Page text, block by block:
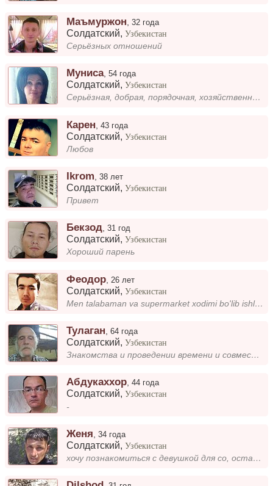
Маъмуржон ,32 года
Солдатский,Узбекистан
Серьёзных отношений
Муниса,54 года
Солдатский,Узбекистан
Серьёзная, добрая, порядочная, хозяйственная, симпатичная, выгляжу моложе своих лет. Желаю познакомиться с порядочным, с...
Карен ,43 года
Солдатский,Узбекистан
Любов
Ikrom ,38 лет
Солдатский,Узбекистан
Привет
Бекзод,31 год
Солдатский,Узбекистан
Хороший парень
Феодор 26 лет
Солдатский,Узбекистан
Men talabaman va supermarket xodimi bo'lib ishlayman.
Тулаган ,64 года
Солдатский,Узбекистан
Знакомства и проведении времени и совместном проживании
Абдукаххор,44 года
Солдатский,Узбекистан
-
Женя ,34 года
Солдатский,Узбекистан
хочу познакомиться с девушкой для со, остальное при общение